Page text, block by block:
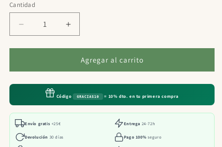
Cantidad
Reducir
cantidad
para
Extra
Aumentar
cantidad
para
Relec
Extra
Spray
125ml
Agregar al carrito
Código GRACIAS10 = 10% dto. en tu primera compra
Envío gratis +25€ Entrega 24-72h
Devolución 30 días Pago 100% seguro